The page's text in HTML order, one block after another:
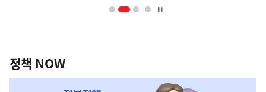
영
책
NOW,
정책 NOW